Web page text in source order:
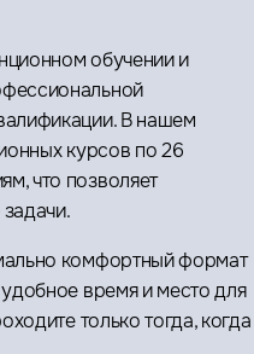
обучении и
В нашем
курсов по 26
что позволяет
комфортный формат
время и место для
только тогда, когда